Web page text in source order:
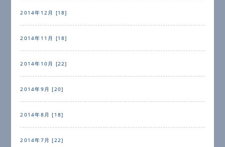
2014年12月 [18]
2014年11月 [18]
2014年10月 [22]
2014年9月 [20]
2014年8月 [18]
2014年7月 [22]